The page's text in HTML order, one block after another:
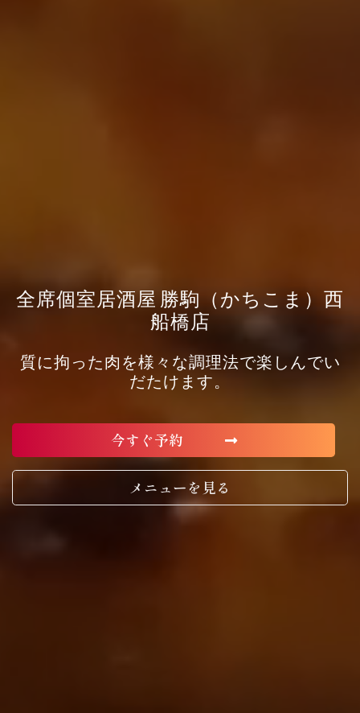
全席個室居酒屋 勝駒（かちこま）西
船橋店
質に拘った肉を様々な調理法で楽しんでい
だたけます。
今すぐ予約
メニューを見る